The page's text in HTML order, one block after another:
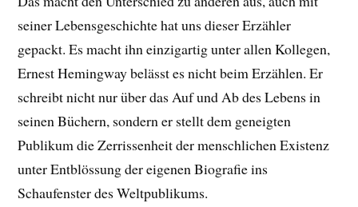
seiner Lebensgeschichte hat uns dieser Erzähler
gepackt. Es macht ihn einzigartig unter allen Kollegen,
Ernest Hemingway belässt es nicht beim Erzählen. Er
schreibt nicht nur über das Auf und Ab des Lebens in
seinen Büchern, sondern er stellt dem geneigten
Publikum die Zerrissenheit der menschlichen Existenz
unter Entblössung der eigenen Biografie ins
Schaufenster des Weltpublikums.